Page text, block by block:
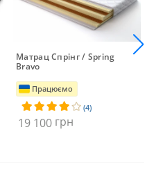
Матрац Спрінг / Spring
Bravo
Працюємо
(4)
19 100 грн